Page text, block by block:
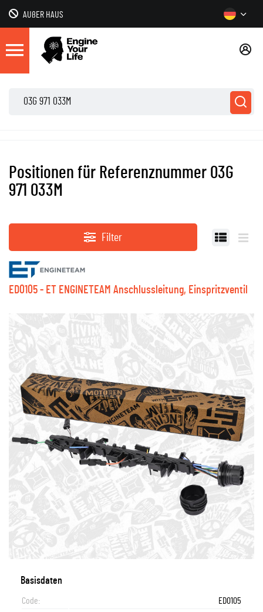
AUßER HAUS
Positionen für Referenznummer 03G
971 033M
Filter
ED0105 - ET ENGINETEAM Anschlussleitung, Einspritzventil
Basisdaten
Code:
ED0105